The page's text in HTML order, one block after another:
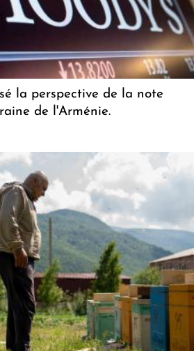
la perspective de la note
de l'Arménie.